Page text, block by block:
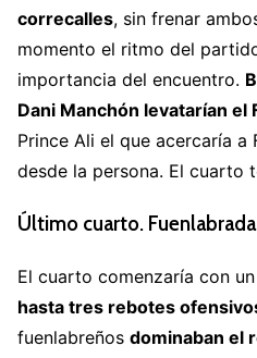
correcalles, sin frenar
momento el ritmo del
importancia del encuentro.
Dani Manchón levatarían el
Prince Ali el que acercaría a
desde la persona. El cuarto
Último cuarto.
El cuarto comenzaría con un
hasta tres rebotes
fuenlabreños dominaban el